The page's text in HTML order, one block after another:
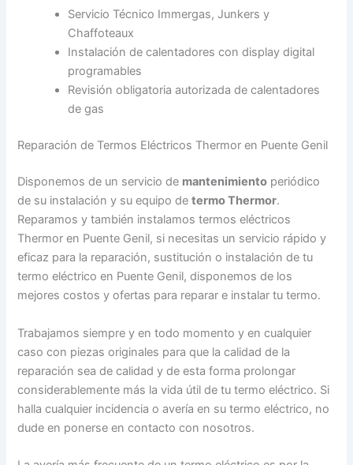
Servicio Técnico Immergas, Junkers y
Chaffoteaux
Instalación de calentadores con display digital
programables
Revisión obligatoria autorizada de calentadores
de gas
Reparación de Termos Eléctricos Thermor en Puente Genil
Disponemos de un servicio de mantenimiento periódico
de su instalación y su equipo determo Thermor.
Reparamos y también instalamos termos eléctricos
Thermor en Puente Genil, si necesitas un servicio rápido y
eficaz para la reparación, sustitución o instalación de tu
termo eléctrico en Puente Genil, disponemos de los
mejores costos y ofertas para reparar e instalar tu termo.
Trabajamos siempre y en todo momento y en cualquier
caso con piezas originales para que la calidad de la
reparación sea de calidad y de esta forma prolongar
considerablemente más la vida útil de tu termo eléctrico. Si
halla cualquier incidencia o avería en su termo eléctrico, no
dude en ponerse en contacto con nosotros.